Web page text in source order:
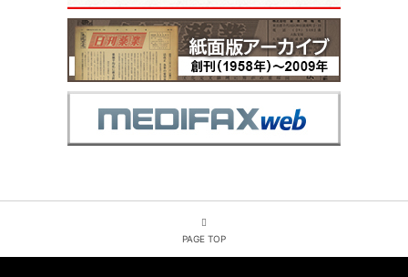
PAGE TOP